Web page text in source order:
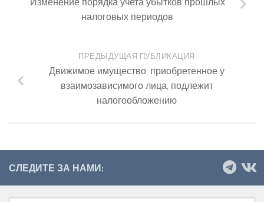
налоговых периодов
ПРЕДЫДУЩАЯ ПУБЛИКАЦИЯ
Движимое имущество, приобретенное у
взаимозависимого лица, подлежит
налогообложению
СЛЕДИТЕ ЗА НАМИ: